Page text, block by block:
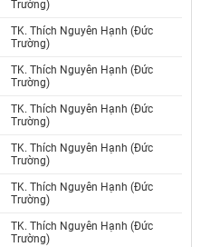
Trường)
TK. Thích Nguyên Hạnh (Đức
Trường)
TK. Thích Nguyên Hạnh (Đức
Trường)
TK. Thích Nguyên Hạnh (Đức
Trường)
TK. Thích Nguyên Hạnh (Đức
Trường)
TK. Thích Nguyên Hạnh (Đức
Trường)
TK. Thích Nguyên Hạnh (Đức
Trường)